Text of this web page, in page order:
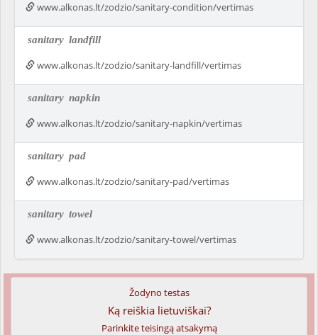
www.alkonas.lt/zodzio/sanitary-condition/vertimas
sanitary landfill
www.alkonas.lt/zodzio/sanitary-landfill/vertimas
sanitary napkin
www.alkonas.lt/zodzio/sanitary-napkin/vertimas
sanitary pad
www.alkonas.lt/zodzio/sanitary-pad/vertimas
sanitary towel
www.alkonas.lt/zodzio/sanitary-towel/vertimas
Žodyno testas
Ką reiškia lietuviškai?
Parinkite teisingą atsakymą